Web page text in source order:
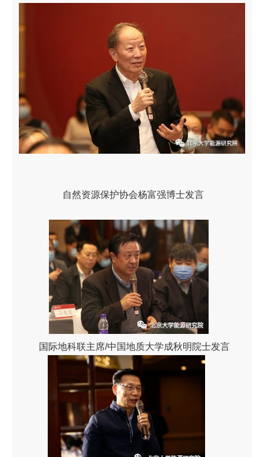
自然资源保护协会杨富强博士发言
国际地科联主席/中国地质大学成秋明院士发言